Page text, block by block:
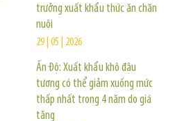
trưởng xuất khẩu thức ăn chăn
nuôi
29 | 05 | 2026
Ấn Độ: Xuất khẩu khô đậu
tương có thể giảm xuống mức
thấp nhất trong 4 năm do giá
tăng